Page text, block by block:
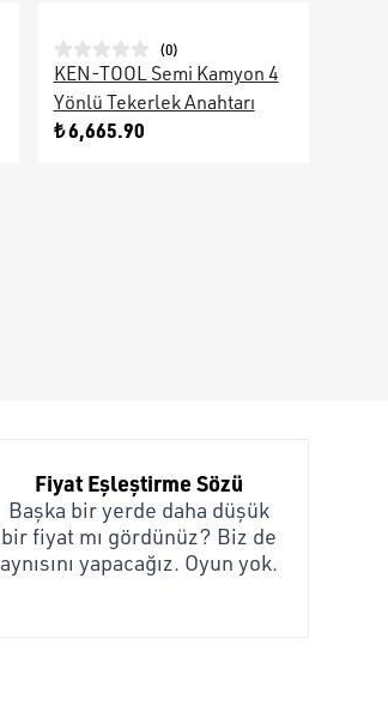
(0)
KEN-TOOL Semi Kamyon 4
Yönlü Tekerlek Anahtarı
₺ 6,665.90
Fiyat Eşleştirme Sözü
Başka bir yerde daha düşük
bir fiyat mı gördünüz? Biz de
aynısını yapacağız. Oyun yok.